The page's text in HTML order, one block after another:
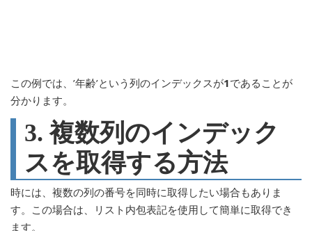
この例では、’年齢’という列のインデックスが1であることが
分かります。
3. 複数列のインデック
スを取得する方法
時には、複数の列の番号を同時に取得したい場合もありま
す。この場合は、リスト内包表記を使用して簡単に取得でき
ます。